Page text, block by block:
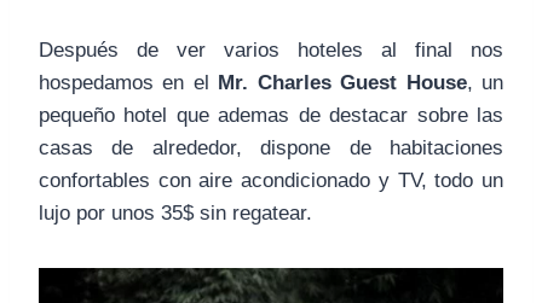
Después de ver varios hoteles al final nos
hospedamos en el
Mr. Charles Guest House, un
pequeño hotel que ademas de destacar sobre las
casas de alrededor, dispone de habitaciones
confortables con aire acondicionado y TV, todo un
lujo por unos 35$ sin regatear.